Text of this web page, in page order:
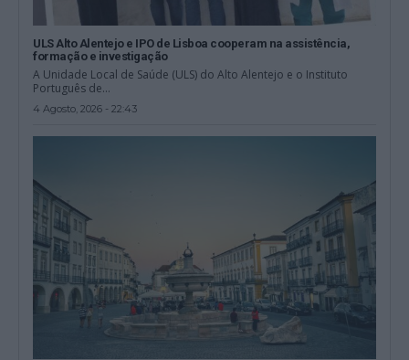
ULS Alto Alentejo e IPO de Lisboa cooperam na assistência,
formação e investigação
A Unidade Local de Saúde (ULS) do Alto Alentejo e o Instituto
Português de...
4 Agosto, 2026 - 22:43